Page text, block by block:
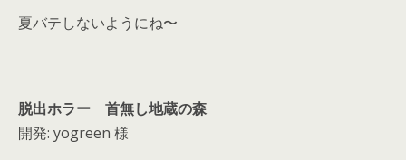
夏バテしないようにね〜
脱出ホラー 首無し地蔵の森
開発: yogreen 様